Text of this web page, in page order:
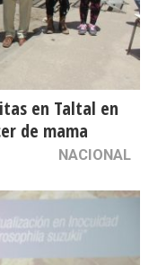
en Taltal en
de mama
NACIONAL